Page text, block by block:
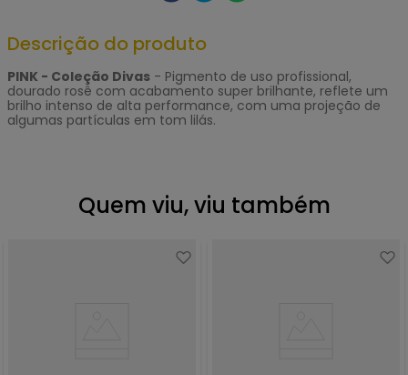
Descrição do produto
PINK - Coleção Divas - Pigmento de uso profissional,
dourado rosê com acabamento super brilhante, reflete um
brilho intenso de alta performance, com uma projeção de
algumas partículas em tom lilás.
Quem viu, viu também